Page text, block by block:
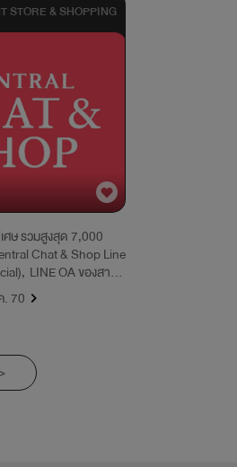
STORE & SHOPPING
ศษ รวมสูงสุด 7,000
Chat & Shop Line
LINE OA ของสาขา
ทุกสาขาของเซ็นทรัล
70